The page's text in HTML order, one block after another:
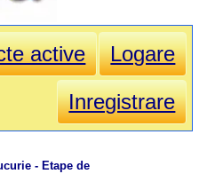
active
Logare
Inregistrare
- Etape de